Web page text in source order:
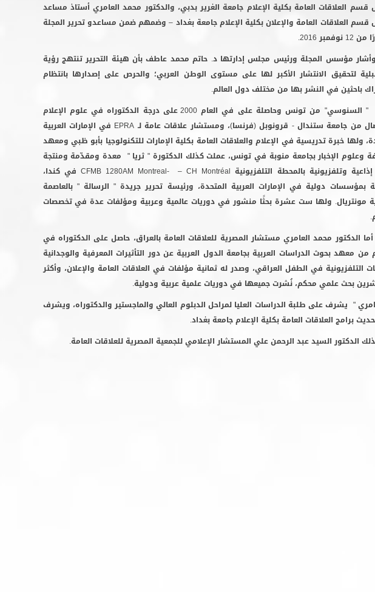
قسم العلاقات العامة بكلية الإعلام جامعة الغرير بدبي، والدكتور محمد العامري أستاذ مساعد
قسم العلاقات العامة والإعلان بكلية الإعلام جامعة بغداد – وضمهم ضمن مساعدو تحرير المجلة
2016.
مؤسس المجلة ورئيس مجلس إدارتها د. حاتم محمد عاطف بأن هيئة التحرير تنتهج رؤية
لتحقيق الانتشار الأكبر لها على مستوى الوطن العربي؛ والحرص على إصدارها بانتظام
باحثين في النشر بها من مختلف دول العالم.
" السنوسي" من تونس وحاصلة على في العام 2000 على درجة الدكتوراه في علوم الإعلام
من جامعة ستندال - قرونوبل (فرنسا)، ومستشار علاقات عامة لـ EPRA في الإمارات العربية
ولها خبرة تدريسية في الإعلام والعلاقات العامة بكلية الإمارات للتكنولوجيا بأبو ظبي ومعهد
وعلوم الإخبار بجامعة منوبة في تونس، عملت كذلك الدكتورة " ثريا " معدة ومقدّمة ومنتجة
وتلفزيونية بالمحطة التلفزيونية CH Montréal
–
CFMB 1280AM Montreal- في كندا،
بمؤسسات دولية في الإمارات العربية المتحدة، ورئيسة تحرير جريدة " الرسالة " بالعاصمة
مونتريال. ولها ست عشرة بحثًا منشور في دوريات عالمية وعربية ومؤلفات عدة في تخصصات
محمد العامري مستشار المصرية للعلاقات العامة بالعراق، حاصل على الدكتوراه في
من معهد بحوث الدراسات العربية بجامعة الدول العربية عن دور التأثيرات المعرفية والوجدانية
التلفزيونية في الطفل العراقي، وصدر له ثمانية مؤلفات في العلاقات العامة والإعلان، وأكثر
بحث علمي محكم،نُشرت جميعها في دوريات علمية عربية ودولية.
" يشرف على طلبة الدراسات العليا لمراحل الدبلوم العالي والماجستير والدكتوراه، ويشرف
برامج العلاقات العامة بكلية الإعلام جامعة بغداد.
الدكتور السيد عبد الرحمن علي المستشار الإعلامي للجمعية المصرية للعلاقات العامة.